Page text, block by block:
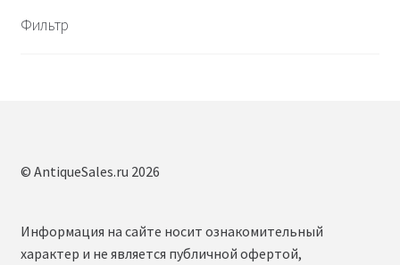
Фильтр
© AntiqueSales.ru 2026
Информация на сайте носит ознакомительный
характер и не является публичной офертой,